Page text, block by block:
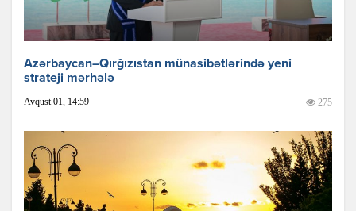
Azərbaycan–Qırğızıstan münasibətlərində yeni
strateji mərhələ
Avqust 01, 14:59 275